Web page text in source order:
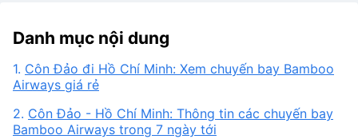
Danh mục nội dung
1. Côn Đảo đi Hồ Chí Minh: Xem chuyến bay Bamboo
Airways giá rẻ
2. Côn Đảo - Hồ Chí Minh: Thông tin các chuyến bay
Bamboo Airways trong 7 ngày tới